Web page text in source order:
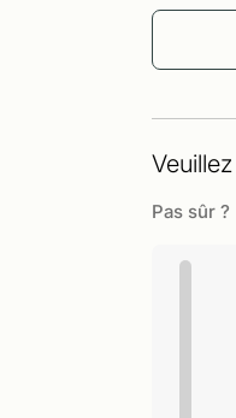
Pas sûr ?